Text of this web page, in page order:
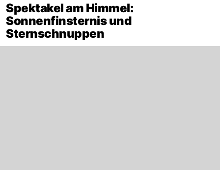
Spektakel am Himmel:
Sonnenfinsternis und
Sternschnuppen